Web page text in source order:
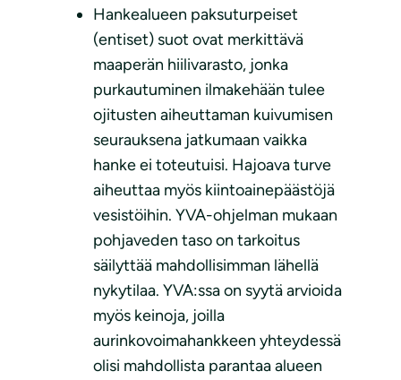
Hankealueen paksuturpeiset
(entiset) suot ovat merkittävä
maaperän hiilivarasto, jonka
purkautuminen ilmakehään tulee
ojitusten aiheuttaman kuivumisen
seurauksena jatkumaan vaikka
hanke ei toteutuisi. Hajoava turve
aiheuttaa myös kiintoainepäästöjä
vesistöihin. YVA-ohjelman mukaan
pohjaveden taso on tarkoitus
säilyttää mahdollisimman lähellä
nykytilaa. YVA:ssa on syytä arvioida
myös keinoja, joilla
aurinkovoimahankkeen yhteydessä
olisi mahdollista parantaa alueen